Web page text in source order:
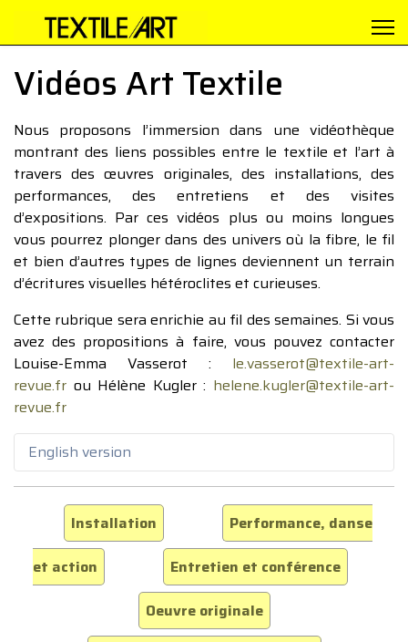
Vidéos Art Textile
Nous proposons l’immersion dans une vidéothèque
montrant des liens possibles entre le textile et l’art à
travers des œuvres originales, des installations, des
performances, des entretiens et des visites
d’expositions. Par ces vidéos plus ou moins longues
vous pourrez plonger dans des univers où la fibre, le fil
et bien d’autres types de lignes deviennent un terrain
d’écritures visuelles hétéroclites et curieuses.
Cette rubrique sera enrichie au fil des semaines. Si vous
avez des propositions à faire, vous pouvez contacter
Louise-Emma Vasserot : le.vasserot@textile-art-
revue.fr ou Hélène Kugler : helene.kugler@textile-art-
revue.fr
English version
Installation
Performance, danse
et action
Entretien et conférence
Oeuvre originale